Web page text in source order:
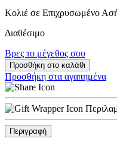
Κολιέ σε Επιχρυσωμένο
Διαθέσιμο
Βρες το μέγεθος σου
Προσθήκη στο καλάθι
Προσθήκη στα αγαπημένα
Περιγραφή